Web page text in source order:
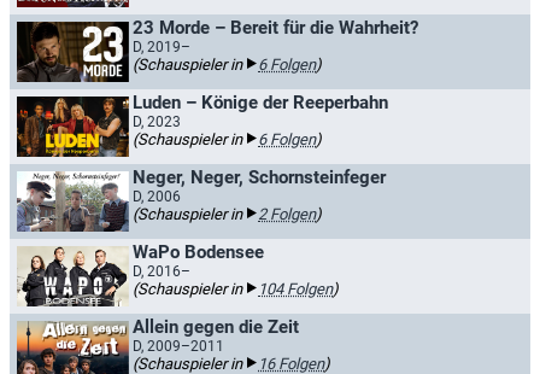
23 Morde – Bereit für die Wahrheit?
D, 2019–
(Schauspieler in 6 Folgen)
Luden – Könige der Reeperbahn
D, 2023
(Schauspieler in 6 Folgen)
Neger, Neger, Schornsteinfeger
D, 2006
(Schauspieler in 2 Folgen)
WaPo Bodensee
D, 2016–
(Schauspieler in 104 Folgen)
Allein gegen die Zeit
D, 2009–2011
(Schauspieler in 16 Folgen)